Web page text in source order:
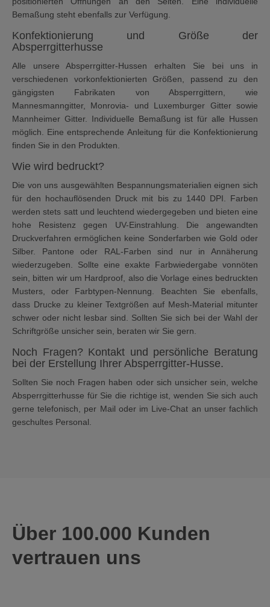
Bemaßung steht ebenfalls zur Verfügung.
Konfektionierung und Größe der
Absperrgitterhusse
Alle unsere Absperrgitter-Hussen erhalten Sie bei uns in
verschiedenen vorkonfektionierten Größen, passend zu den
gängigsten Fabrikaten von Absperrgittern, wie
Mannesmanngitter, Monrovia- und Luxemburger Gitter sowie
Mannheimer Gitter. Individuelle Bemaßung ist für alle Hussen
möglich. Eine entsprechende Anleitung für die Konfektionierung
finden Sie in den Produkten.
Wie wird bedruckt?
Die von uns ausgewählten Bespannungsmaterialien eignen sich
für den hochauflösenden Druck mit bis zu 1440 DPI. Farben
werden stets satt und leuchtend wiedergegeben und bieten eine
hohe Resistenz gegen UV-Einstrahlung. Die angewandten
Druckverfahren ermöglichen keine Sonderfarben wie Gold oder
Silber. Pantone oder RAL-Farben sind nur in Annäherung
wiederzugeben. Sollte eine exakte Farbwiedergabe vonnöten
sein, bitten wir um Hardproof, also die Vorlage eines bedruckten
Musters, oder Farbtypen-Nennung. Beachten Sie ebenfalls,
dass Drucke zu kleiner Textgrößen auf Mesh-Material mitunter
schwer oder nicht lesbar sind. Sollten Sie sich bei der Wahl der
Schriftgröße unsicher sein, beraten wir Sie gern.
Noch Fragen? Kontakt und persönliche Beratung
bei der Erstellung Ihrer Absperrgitter-Husse.
Sollten Sie noch Fragen haben oder sich unsicher sein, welche
Absperrgitterhusse für Sie die richtige ist, wenden Sie sich auch
gerne telefonisch, per Mail oder im Live-Chat an unser fachlich
geschultes Personal.
Über 100.000 Kunden
vertrauen uns